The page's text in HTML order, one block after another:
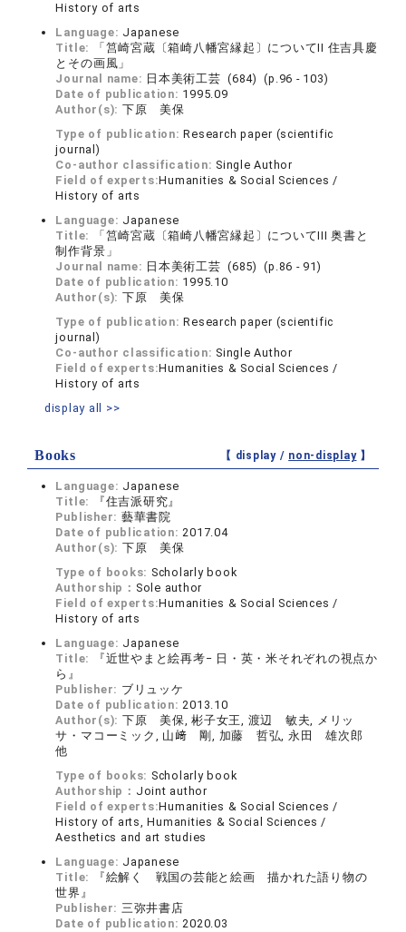
History of arts
Language: Japanese
Title:
「筥崎宮蔵〔箱崎八幡宮縁起〕についてII 住吉具慶
とその画風」
Journal name: 日本美術工芸 (684) (p.96 - 103)
Date of publication: 1995.09
Author(s): 下原 美保
Type of publication:Research paper (scientific
journal)
Co-author classification: Single Author
Field of experts:Humanities & Social Sciences /
History of arts
Language: Japanese
Title:
「筥崎宮蔵〔箱崎八幡宮縁起〕についてIII 奥書と
制作背景」
Journal name: 日本美術工芸 (685) (p.86 - 91)
Date of publication: 1995.10
Author(s): 下原 美保
Type of publication:Research paper (scientific
journal)
Co-author classification: Single Author
Field of experts:Humanities & Social Sciences /
History of arts
display all >>
Books 【 display / non-display】
Language: Japanese
Title:
『住吉派研究』
Publisher: 藝華書院
Date of publication:2017.04
Author(s): 下原 美保
Type of books: Scholarly book
Authorship： Sole author
Field of experts:Humanities & Social Sciences /
History of arts
Language: Japanese
Title:
『近世やまと絵再考− 日・英・米それぞれの視点か
ら』
Publisher: ブリュッケ
Date of publication:2013.10
Author(s): 下原 美保, 彬子女王, 渡辺 敏夫, メリッ
サ・マコーミック, 山﨑 剛, 加藤 哲弘, 永田 雄次郎
他
Type of books: Scholarly book
Authorship： Joint author
Field of experts:Humanities & Social Sciences /
History of arts, Humanities & Social Sciences /
Aesthetics and art studies
Language: Japanese
Title:
『絵解く 戦国の芸能と絵画 描かれた語り物の
世界』
Publisher: 三弥井書店
Date of publication:2020.03